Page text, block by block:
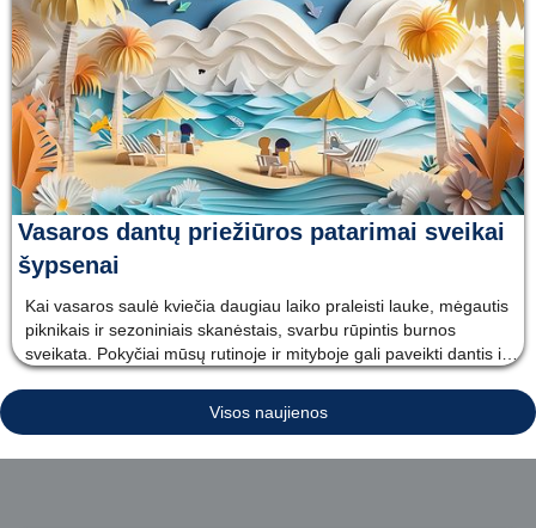
Vasaros dantų priežiūros patarimai sveikai
šypsenai
Kai vasaros saulė kviečia daugiau laiko praleisti lauke, mėgautis
piknikais ir sezoniniais skanėstais, svarbu rūpintis burnos
sveikata. Pokyčiai mūsų rutinoje ir mityboje gali paveikti dantis ir
dantenas, todėl pateikiame esminius dantų priežiūros patarimus,
kaip išlaikyti sveiką šypseną vasaros mėn
Visos naujienos